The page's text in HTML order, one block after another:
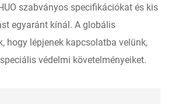
szabványos specifikációkat és kis
egyaránt kínál. A globális
hogy lépjenek kapcsolatba velünk,
védelmi követelményeiket.